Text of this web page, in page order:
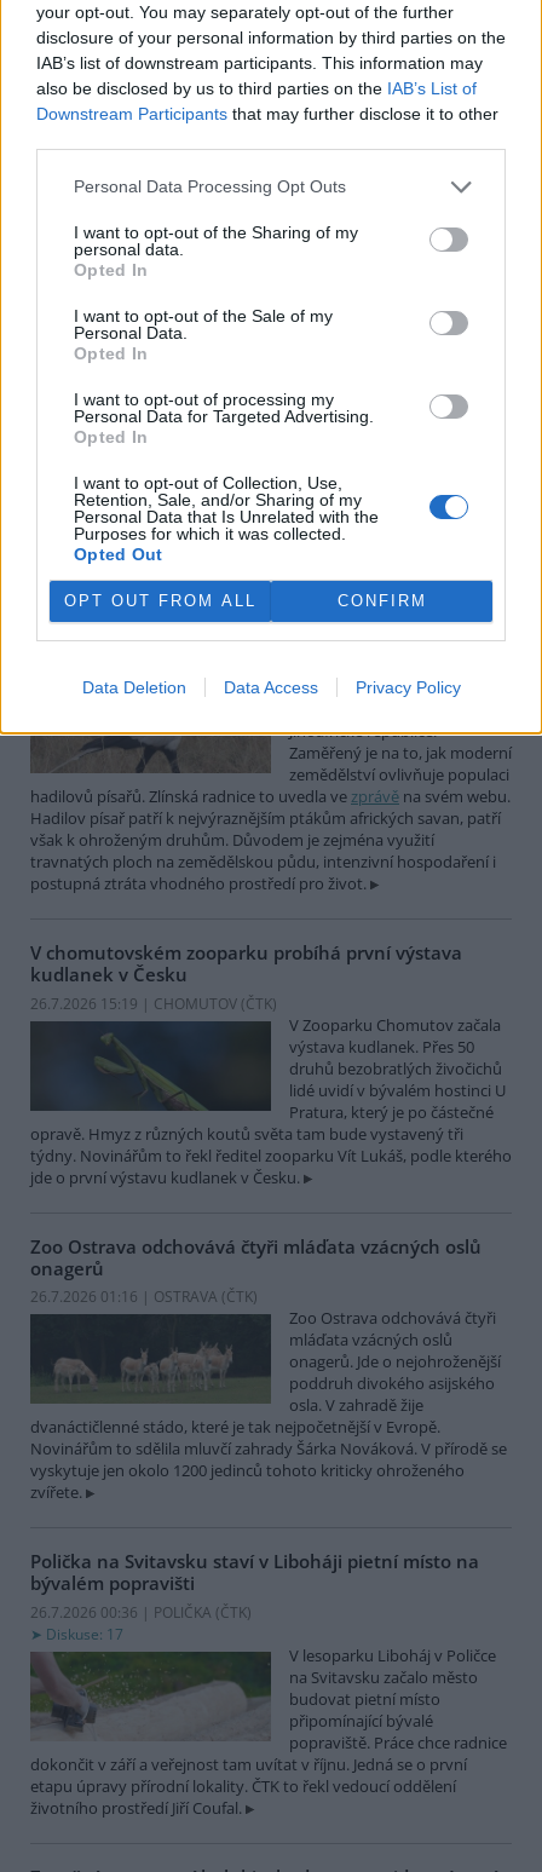
your opt-out. You may separately opt-out of the further
disclosure of your personal information by third parties on the
IAB’s list of downstream participants. This information may
also be disclosed by us to third parties on the IAB’s List of
Downstream Participants that may further disclose it to other
Personal Data Processing Opt Outs
I want to opt-out of the Sharing of my
personal data.
Opted In
I want to opt-out of the Sale of my
Personal Data.
Opted In
I want to opt-out of processing my
Personal Data for Targeted Advertising.
Opted In
I want to opt-out of Collection, Use,
Retention, Sale, and/or Sharing of my
Personal Data that Is Unrelated with the
Purposes for which it was collected.
Opted Out
OPT OUT FROM ALL CONFIRM
Data Deletion Data Access Privacy Policy
26.7.2026 16:22 | LIBEREC (ČTK)
Větší spolupráci organizací,
které se v Česku a Německu
věnují praktické ochraně
přírody a podpoře
biodiverzity, má zajistit nový
česko-saský projekt Síť pro přírodu, který připravil liberecký spolek
partnerem Naturschutzzentrum Zittauer Gebirge (Centrum
Pardubičtí myslivci obnovili školicí středisko z roku
26.7.2026 15:59 ( ČTK)
středisko zvané Dřevák v
areálu střelnice na Hůrkách.
konání akcí. Za necelý rok ji nahradila minimalistická
nízkoenergetická stavba s kapacitou až 100 lidí. ČTK to řekl
předseda myslivecké rady Okresního mysliveckého spolku
František Dittrich.
Zlínská zoo má v Africe výzkumný projekt zaměřený na
ochranu hadilovů písařů
Zlínská zoologická zahrada má
Jihoafrické republice.
Zaměřený je na to, jak moderní
zemědělství ovlivňuje populaci
hadilovů písařů. Zlínská radnice to uvedla vezprávě na svém webu.
Hadilov písař patří k nejvýraznějším ptákům afrických savan, patří
však k ohroženým druhům. Důvodem je zejména využití
travnatých ploch na zemědělskou půdu, intenzivní hospodaření i
postupná ztráta vhodného prostředí pro život.
V chomutovském zooparku probíhá první výstava
kudlanek v Česku
26.7.2026 15:19 | CHOMUTOV (ČTK)
V Zooparku Chomutov začala
výstava kudlanek. Přes 50
druhů bezobratlých živočichů
lidé uvidí v bývalém hostinci U
Pratura, který je po částečné
opravě. Hmyz z různých koutů světa tam bude vystavený tři
týdny. Novinářům to řekl ředitel zooparku Vít Lukáš, podle kterého
jde o první výstavu kudlanek v Česku.
Zoo Ostrava odchovává čtyři mláďata vzácných oslů
onagerů
26.7.2026 01:16 | OSTRAVA (ČTK)
Zoo Ostrava odchovává čtyři
mláďata vzácných oslů
onagerů. Jde o nejohroženější
poddruh divokého asijského
osla. V zahradě žije
dvanáctičlenné stádo, které je tak nejpočetnější v Evropě.
Novinářům to sdělila mluvčí zahrady Šárka Nováková. V přírodě se
vyskytuje jen okolo 1200 jedinců tohoto kriticky ohroženého
zvířete.
Polička na Svitavsku staví v Liboháji pietní místo na
bývalém popravišti
26.7.2026 00:36 | POLIČKA (ČTK)
Diskuse: 17
V lesoparku Liboháj v Poličce
na Svitavsku začalo město
budovat pietní místo
připomínající bývalé
popraviště. Práce chce radnice
dokončit v září a veřejnost tam uvítat v říjnu. Jedná se o první
etapu úpravy přírodní lokality. ČTK to řekl vedoucí oddělení
životního prostředí Jiří Coufal.